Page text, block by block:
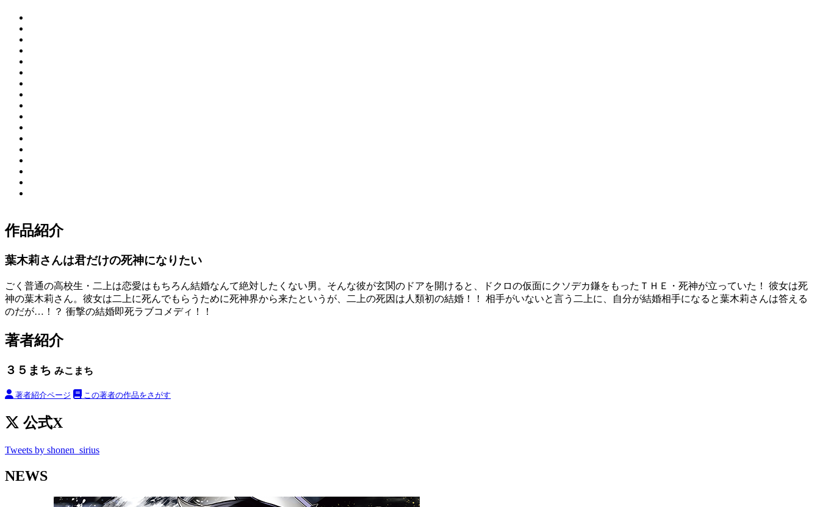
作品紹介
葉木莉さんは君だけの死神になりたい
ごく普通の高校生・二上は恋愛はもちろん結婚なんて絶対したくない男。そんな彼が玄関のドアを開けると、ドクロの仮面にクソデカ鎌をもったＴＨＥ・死神が立っていた！ 彼女は死
神の葉木莉さん。彼女は二上に死んでもらうために死神界から来たというが、二上の死因は人類初の結婚！！ 相手がいないと言う二上に、自分が結婚相手になると葉木莉さんは答える
のだが…！？ 衝撃の結婚即死ラブコメディ！！
著者紹介
３５まち みこまち
著者紹介ページ この著者の作品をさがす
公式X
Tweets by shonen_sirius
NEWS